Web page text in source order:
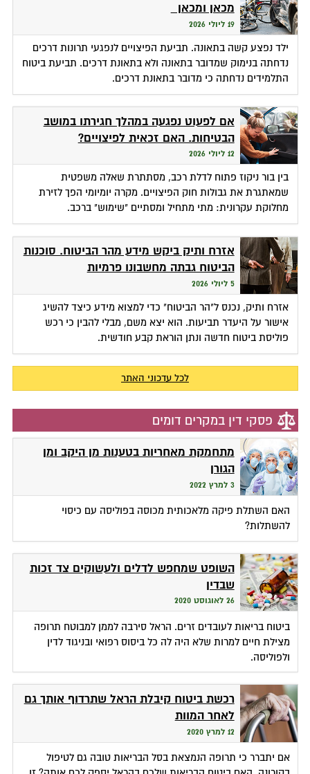
מכאן ומכאן
19 ליולי 2026
ילד נפצע קשה בתאונה. תביעת הפיצויים לנפגעי תרונות דרכים
נדחתה בנימוק שמדובר בתאונה ולא בתאונת דרכים. תביעת ביטוח
התלמידים נדחתה כי מדובר בתאונת דרכים.
אם לפעוט נפגעה במהלך חגירתו במושב
הבטיחות. האם זכאית לפיצויים?
12 ליולי 2026
בין בור ניקוז פתוח לדלת רכב, מסתתרת שאלה משפטית
שמאתגרת את גבולות חוק הפיצויים. מקרה יומיומי הפך לזירת
מחלוקת עקרונית: מתי מתחיל ומסתיים "שימוש" ברכב.
אזרח ותיק ביקש מידע מהר הביטוח. סוכנות
הביטוח גבתה מחשבונו פרמיות
5 ליולי 2026
אזרח ותיק, נכנס ל"הר הביטוח" כדי למצוא מידע כיצד להשיג
אישור על היעדר תביעות. הוא יצא משם, מבלי להבין כי רכש
פוליסת ביטוח חדשה ונתן הוראת קבע חודשית.
לכל עדכוני האתר
פסקי דין במקרים דומים
מתחמקת מאחריות בטענות מן היקב ומן
הגורן
3 למרץ 2022
האם השתלת פיקה מלאכותית מכוסה בפוליסה עם כיסוי
להשתלות?
השופט שמחפש לדלים ולעשוקים צד זכות
שבדין
26 לאוגוסט 2020
ביטוח בריאות לעובדים זרים. הראל סירבה לממן למבוטח תרופה
מצילת חיים למרות שלא היה לה כל ביסוס רפואי ובניגוד לדין
ולפוליסה.
רכשת ביטוח קיבלת הראל שתרדוף אותך גם
לאחר המוות
12 למרץ 2020
אם יתברר כי תרופה הנמצאת בסל הבריאות טובה גם לטיפול